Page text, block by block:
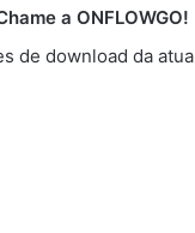
a
de download da